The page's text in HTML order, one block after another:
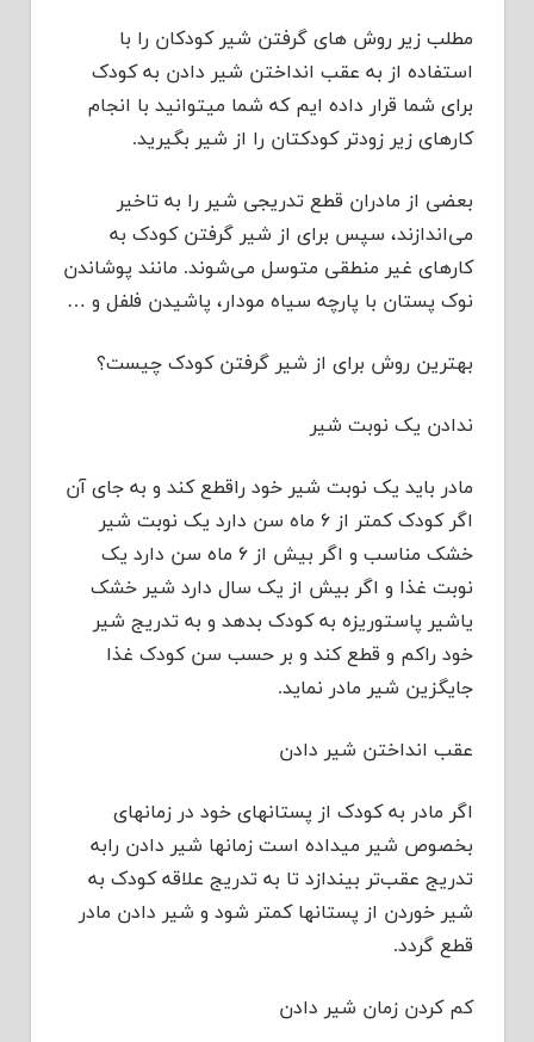
مطلب زیر روش های گرفتن شیر کودکان را با
استفاده از به عقب انداختن شیر دادن به کودک
برای شما قرار داده ایم که شما میتوانید با انجام
کارهای زیر زودتر کودکتان را از شیر بگیرید.
بعضی از مادران قطع تدریجی شیر را به تاخیر
می‌اندازند، سپس برای از شیر گرفتن کودک به
کارهای غیر منطقی متوسل می‌شوند. مانند پوشاندن
نوک پستان با پارچه سیاه مودار، پاشیدن فلفل و …
بهترین روش برای از شیر گرفتن کودک چیست؟
ندادن یک نوبت شیر
مادر باید یک نوبت شیر خود راقطع کند و به جای آن
اگر کودک کمتر از ۶ ماه سن دارد یک نوبت شیر
خشک مناسب و اگر بیش از ۶ ماه سن دارد یک
نوبت غذا و اگر بیش از یک سال دارد شیر خشک
یاشیر پاستوریزه به کودک بدهد و به تدریج شیر
خود راکم و قطع کند و بر حسب سن کودک غذا
جایگزین شیر مادر نماید.
عقب انداختن شیر دادن
اگر مادر به کودک از پستانهای خود در زمانهای
بخصوص شیر میداده است زمانها شیر دادن رابه
تدریج عقب‌تر بیندازد تا به تدریج علاقه کودک به
شیر خوردن از پستانها کمتر شود و شیر دادن مادر
قطع گردد.
کم کردن زمان شیر دادن